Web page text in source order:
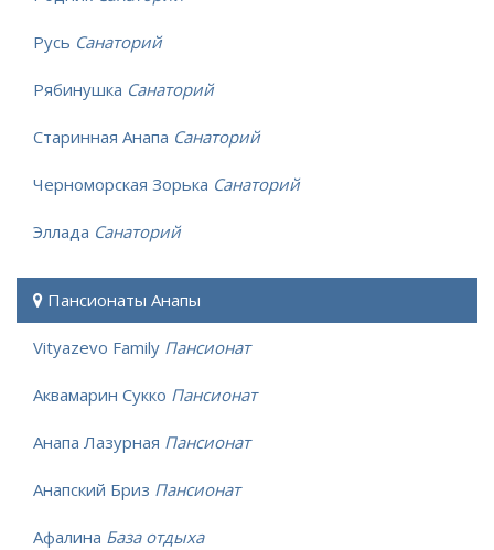
Русь Санаторий
Рябинушка Санаторий
Старинная Анапа Санаторий
Черноморская Зорька Санаторий
Эллада Санаторий
Пансионаты Анапы
Vityazevo Family Пансионат
Аквамарин Сукко Пансионат
Анапа Лазурная Пансионат
Анапский Бриз Пансионат
Афалина База отдыха